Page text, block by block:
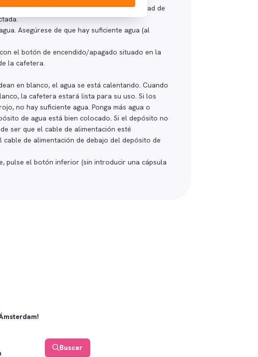
está enchufada y de que la electricidad de
Asegúrese de que hay suficiente agua (al
el botón de encendido/apagado situado en la
la cafetera.
en blanco, el agua se está calentando. Cuando
la cafetera estará lista para su uso. Si los
no hay suficiente agua. Ponga más agua o
de agua está bien colocado. Si el depósito no
ser que el cable de alimentación esté
de alimentación de debajo del depósito de
pulse el botón inferior (sin introducir una cápsula
Buscar